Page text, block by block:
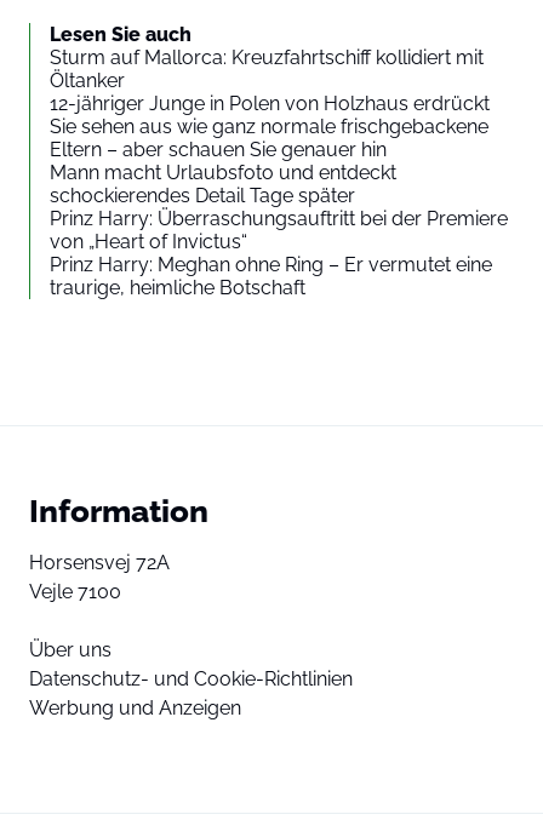
Lesen Sie auch
Sturm auf Mallorca: Kreuzfahrtschiff kollidiert mit
Öltanker
12-jähriger Junge in Polen von Holzhaus erdrückt
Sie sehen aus wie ganz normale frischgebackene
Eltern – aber schauen Sie genauer hin
Mann macht Urlaubsfoto und entdeckt
schockierendes Detail Tage später
Prinz Harry: Überraschungsauftritt bei der Premiere
von „Heart of Invictus“
Prinz Harry: Meghan ohne Ring – Er vermutet eine
traurige, heimliche Botschaft
Information
Horsensvej 72A
Vejle 7100
Über uns
Datenschutz- und Cookie-Richtlinien
Werbung und Anzeigen